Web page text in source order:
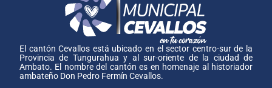
El cantón Cevallos está ubicado en el sector centro-sur de la
Provincia de Tungurahua y al sur-oriente de la ciudad de
Ambato. El nombre del cantón es en homenaje al historiador
ambateño Don Pedro Fermín Cevallos.